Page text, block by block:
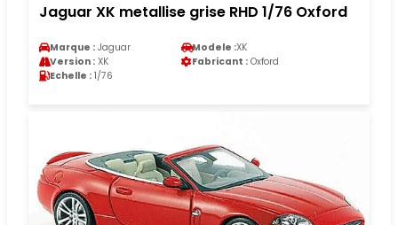
Jaguar XK metallise grise RHD 1/76 Oxford
Marque : Jaguar Modele :XK
Version : XK Fabricant : Oxford
Echelle : 1/76